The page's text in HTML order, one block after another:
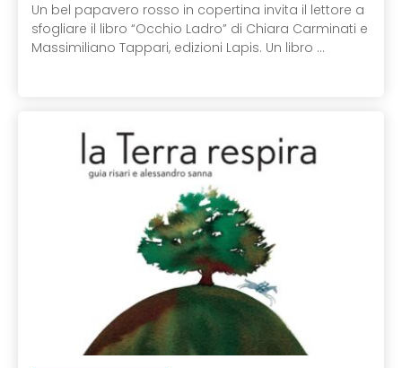
Un bel papavero rosso in copertina invita il lettore a
sfogliare il libro “Occhio Ladro” di Chiara Carminati e
Massimiliano Tappari, edizioni Lapis. Un libro ...